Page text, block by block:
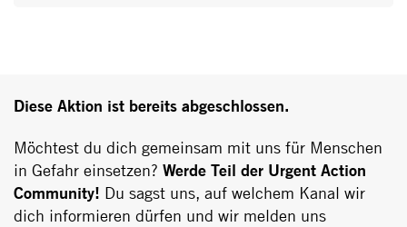
Diese Aktion ist bereits abgeschlossen.
Möchtest du dich gemeinsam mit uns für Menschen
in Gefahr einsetzen? Werde Teil der Urgent Action
Community! Du sagst uns, auf welchem Kanal wir
dich informieren dürfen und wir melden uns